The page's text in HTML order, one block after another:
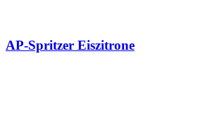
AP-Spritzer Eiszitrone